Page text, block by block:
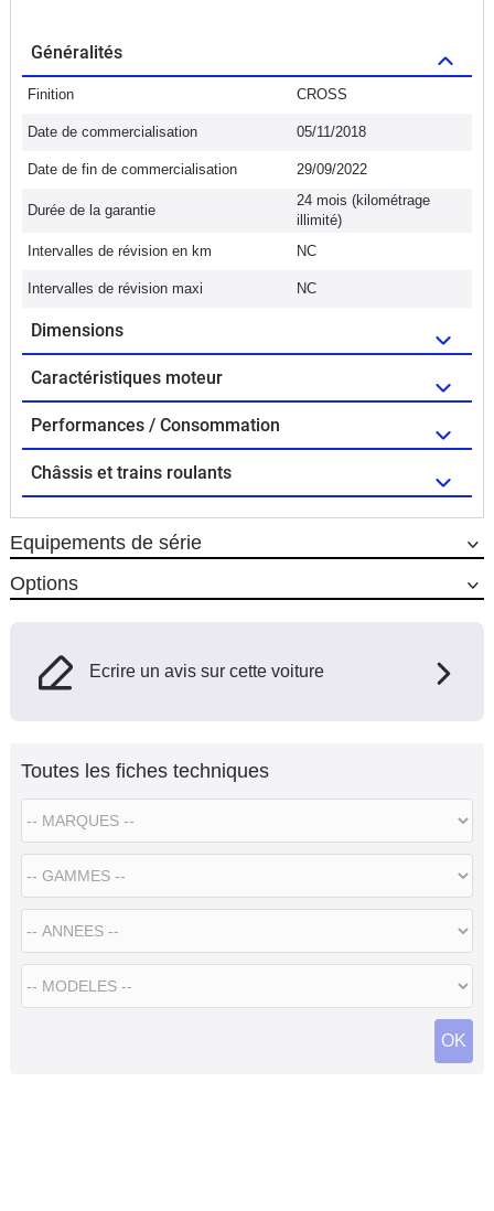
Généralités
Finition CROSS
Date de commercialisation 05/11/2018
Date de fin de commercialisation 29/09/2022
Durée de la garantie
24 mois (kilométrage
illimité)
Intervalles de révision en km
NC
Intervalles de révision maxi NC
Dimensions
Caractéristiques moteur
Performances / Consommation
Châssis et trains roulants
Equipements de série
Options
Ecrire un avis sur cette voiture
Toutes les fiches techniques